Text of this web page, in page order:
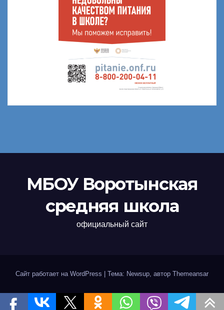
МБОУ Воротынская
средняя школа
официальный сайт
Сайт работает на WordPress Тема: Newsup, автор Themeansar